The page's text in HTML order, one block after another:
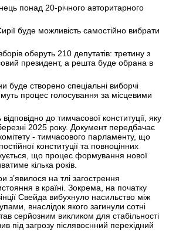
понад 20-річного авторитарного
буде можливість самостійно вибрати
оберуть 210 депутатів: третину з
президент, а решта буде обрана в
буде створено спеціальні виборчі
процес голосування за місцевими
до тимчасової конституції, яку
2025 року. Документ передбачає
- тимчасового парламенту, що
конституції та повноцінних
що процес формування нової
кілька років.
на тлі загострення
в країні. Зокрема, на початку
Свейда вибухнуло насильство між
внаслідок якого загинули сотні
серйозним викликом для стабільності
під загрозу післявоєнний перехідний